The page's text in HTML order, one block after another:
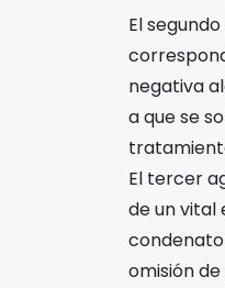
El
negativa
a que se
El tercer
de un vital
omisión